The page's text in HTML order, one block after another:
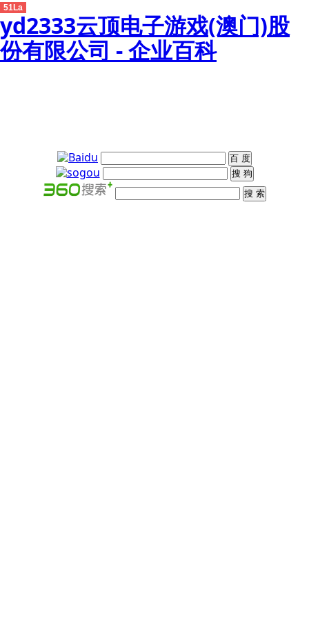
51La
yd2333云顶电子游戏(澳门)股
份有限公司 - 企业百科